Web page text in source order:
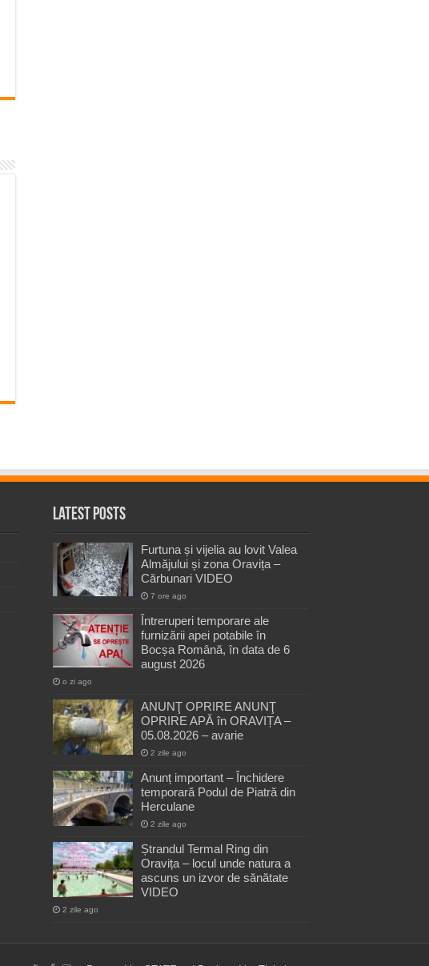
Latest Posts
Furtuna și vijelia au lovit Valea
Almăjului și zona Oravița –
Cărbunari VIDEO
7 ore ago
Întreruperi temporare ale
furnizării apei potabile în
Bocșa Română, în data de 6
august 2026
o zi ago
ANUNŢ OPRIRE ANUNŢ
OPRIRE APĂ în ORAVIȚA –
05.08.2026 – avarie
2 zile ago
Anunț important – Închidere
temporară Podul de Piatră din
Herculane
2 zile ago
Ștrandul Termal Ring din
Oravița – locul unde natura a
ascuns un izvor de sănătate
VIDEO
2 zile ago